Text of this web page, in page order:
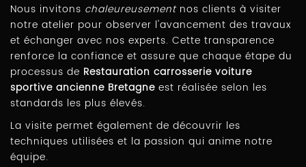
Nous invitons chaleureusementnos clients à visiter
notre atelier pour observer l'avancement des travaux
et échanger avec nos experts. Cette transparence
renforce la confiance et assure que chaque étape du
processus de Restauration carrosserie voiture
sportive ancienne Bretagne est réalisée selon les
standards les plus élevés.
La visite permet également de découvrir les
techniques utilisées et la passion qui anime notre
équipe.